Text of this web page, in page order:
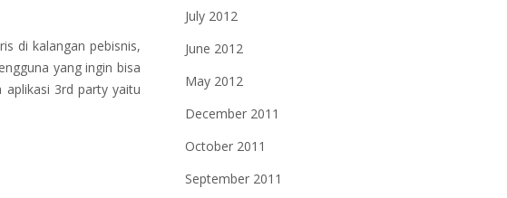
di kalangan pebisnis,
yang ingin bisa
aplikasi 3rd party yaitu
July 2012
June 2012
May 2012
December 2011
October 2011
September 2011